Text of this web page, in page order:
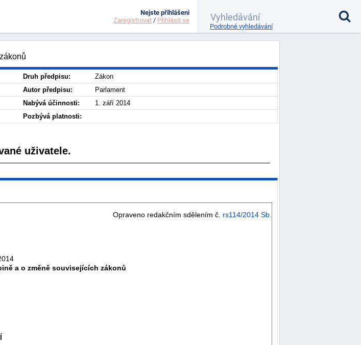
Druh předpisu:
Zákon
Autor předpisu:
Parlament
Nabývá účinnosti:
1. září 2014
Pozbývá platnosti:
uživatele.
Opraveno redakčním sdělením č. rs114/2014 Sb.
a o změně souvisejících zákonů
Nejste přihlášeni
Zaregistrovat / Přihlásit se
Podrobné vyhledávání